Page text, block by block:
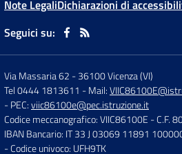
Note LegaliDichiarazioni di
Seguici su:
Via Massaria 62 -36100 Vicenza (VI)
Tel 0444 1813611 - Mail:
- PEC:viic86100e@pec.istruzione.it
Codice meccanografico: VIIC86100E - C.F.
IBAN Bancario: IT 33 J 03069 11891
- Codice univoco: UFH9TK